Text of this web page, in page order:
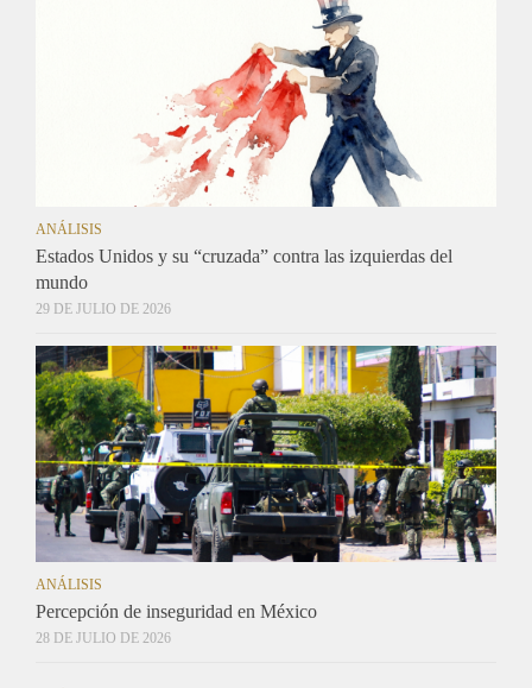
ANÁLISIS
Estados Unidos y su “cruzada” contra las izquierdas del
mundo
29 DE JULIO DE 2026
ANÁLISIS
Percepción de inseguridad en México
28 DE JULIO DE 2026